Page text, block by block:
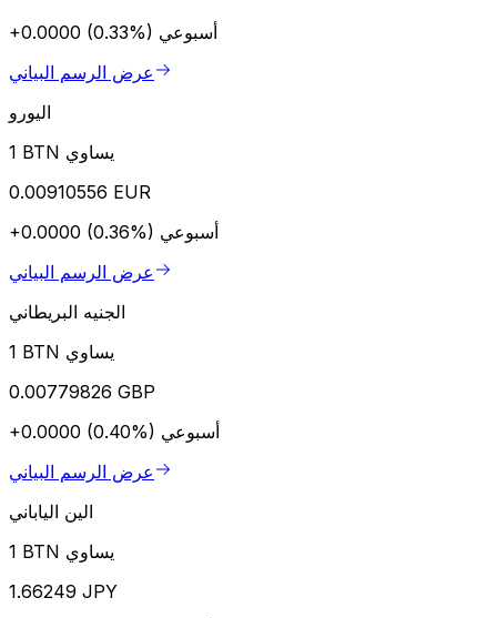
+0.0000 (0.33%) أسبوعي
عرض الرسم البياني
اليورو
1 BTN يساوي
0.00910556 EUR
+0.0000 (0.36%) أسبوعي
عرض الرسم البياني
الجنيه البريطاني
1 BTN يساوي
0.00779826 GBP
+0.0000 (0.40%) أسبوعي
عرض الرسم البياني
الين الياباني
1 BTN يساوي
1.66249 JPY